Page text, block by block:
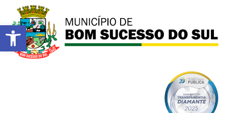
Barra de Ferramentas